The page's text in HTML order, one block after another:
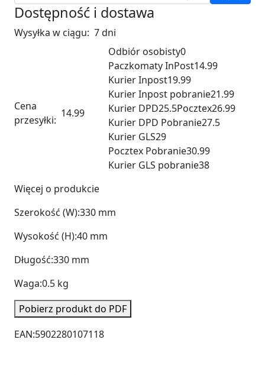
Dostępność i dostawa
Wysyłka w ciągu: 7 dni
Cena
przesyłki:
14.99
Odbiór osobisty0
Paczkomaty InPost14.99
Kurier Inpost19.99
Kurier Inpost pobranie21.99
Kurier DPD25.5Pocztex26.99
Kurier DPD Pobranie27.5
Kurier GLS29
Pocztex Pobranie30.99
Kurier GLS pobranie38
Więcej o produkcie
Szerokość (W):330 mm
Wysokość (H):40 mm
Długość:330 mm
Waga:0.5 kg
Pobierz produkt do PDF
EAN:5902280107118